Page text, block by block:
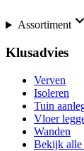
Assortiment
Klusadvies
Verven
Isoleren
Tuin
Vloer
Wanden
Bekijk alle